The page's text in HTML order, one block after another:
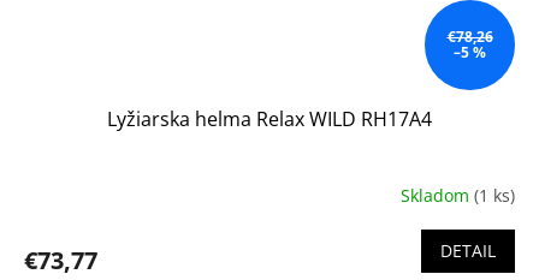
€78,26
–5 %
Lyžiarska helma Relax WILD RH17A4
Skladom (1 ks)
€73,77 DETAIL